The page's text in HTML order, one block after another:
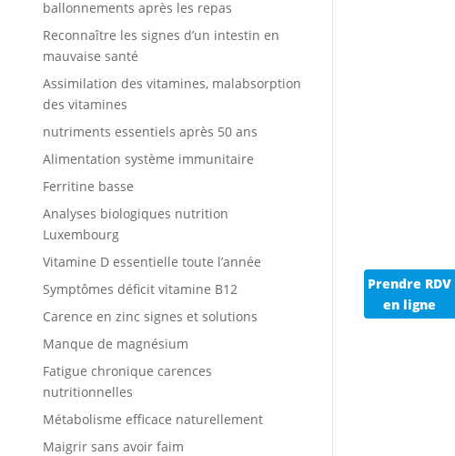
Prendre RDV
en ligne
ballonnements après les repas
Reconnaître les signes d’un intestin en
mauvaise santé
Assimilation des vitamines, malabsorption
des vitamines
nutriments essentiels après 50 ans
Alimentation système immunitaire
Ferritine basse
Analyses biologiques nutrition
Luxembourg
Vitamine D essentielle toute l’année
Symptômes déficit vitamine B12
Carence en zinc signes et solutions
Manque de magnésium
Fatigue chronique carences
nutritionnelles
Métabolisme efficace naturellement
Maigrir sans avoir faim